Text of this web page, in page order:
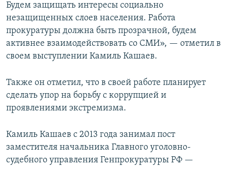
Будем защищать интересы социально
незащищенных слоев населения. Работа
прокуратуры должна быть прозрачной, будем
активнее взаимодействовать со СМИ», — отметил в
своем выступлении Камиль Кашаев.
Также он отметил, что в своей работе планирует
сделать упор на борьбу с коррупцией и
проявлениями экстремизма.
Камиль Кашаев с 2013 года занимал пост
заместителя начальника Главного уголовно-
судебного управления Генпрокуратуры РФ —